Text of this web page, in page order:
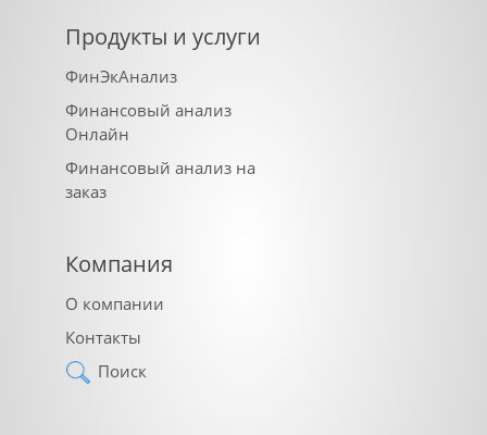
Продукты и услуги
ФинЭкАнализ
Финансовый анализ
Онлайн
Финансовый анализ на
заказ
Компания
О компании
Контакты
Поиск